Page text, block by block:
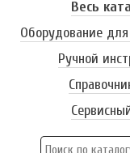
Весь
Оборудование
Ручной